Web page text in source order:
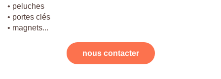
• peluches
• portes clés
• magnets...
nous contacter